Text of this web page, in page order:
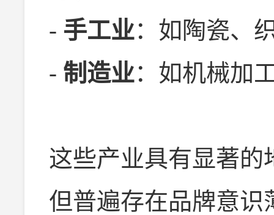
- 手工业：如陶瓷、
- 制造业：如机械加
这些产业具有显著
但普遍存在品牌意识